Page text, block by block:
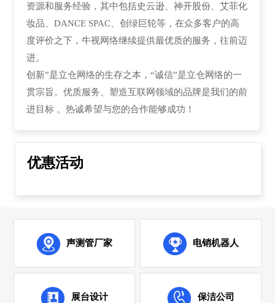
资源和服务经验，其中包括史云逊、神开股份、艾菲化
妆品、DANCE SPAC、创绿巨轮等，在众多客户的高
度评价之下，牛视网络继续提供最优质的服务，往前迈
进。
创新”是立仓网络的生存之本，“诚信”是立仓网络的一
贯宗旨。优质服务、塑造互联网领域的品牌是我们的前
进目标 。热诚希望与您的合作能够成功！
优惠活动
声测管厂家 电销机器人
展台设计 保洁公司